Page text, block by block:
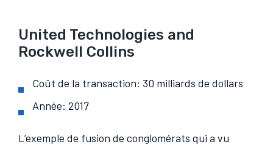
United Technologies and
Rockwell Collins
Coût de la transaction: 30 milliards de dollars
Année: 2017
L’exemple de fusion de conglomérats qui a vu